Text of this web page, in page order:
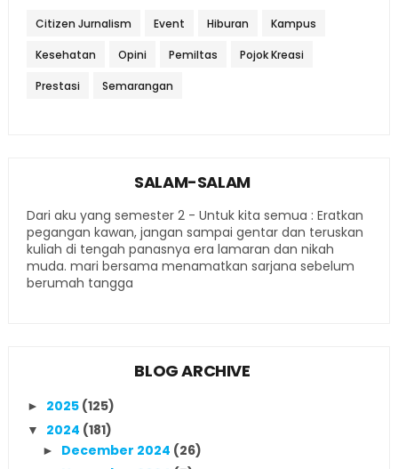
Citizen Jurnalism Event Hiburan Kampus
Kesehatan Opini Pemiltas Pojok Kreasi
Prestasi Semarangan
SALAM-SALAM
Dari aku yang semester 2 - Untuk kita semua : Eratkan
pegangan kawan, jangan sampai gentar dan teruskan
kuliah di tengah panasnya era lamaran dan nikah
muda. mari bersama menamatkan sarjana sebelum
berumah tangga
BLOG ARCHIVE
► 2025 (125)
▼ 2024 (181)
► December 2024 (26)